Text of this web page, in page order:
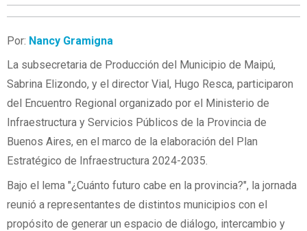
Por: Nancy Gramigna
La subsecretaria de Producción del Municipio de Maipú,
Sabrina Elizondo, y el director Vial, Hugo Resca, participaron
del Encuentro Regional organizado por el Ministerio de
Infraestructura y Servicios Públicos de la Provincia de
Buenos Aires, en el marco de la elaboración del Plan
Estratégico de Infraestructura 2024-2035.
Bajo el lema "¿Cuánto futuro cabe en la provincia?", la jornada
reunió a representantes de distintos municipios con el
propósito de generar un espacio de diálogo, intercambio y